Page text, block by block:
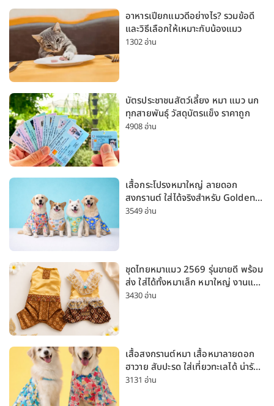
อาหารเปียกแมวดีอย่างไร? รวมข้อดี
และวิธีเลือกให้เหมาะกับน้องแมว
1302 อ่าน
บัตรประชาชนสัตว์เลี้ยง หมา แมว นก
ทุกสายพันธุ์ วัสดุบัตรแข็ง ราคาถูก
4908 อ่าน
เสื้อกระโปรงหมาใหญ่ ลายดอก
สงกรานต์ ใส่ได้จริงสำหรับ Golden
Husky Labrador [อัปเดต 2026]
3549 อ่าน
ชุดไทยหมาแมว 2569 รุ่นขายดี พร้อม
ส่ง ใส่ได้ทั้งหมาเล็ก หมาใหญ่ งานแต่ง
สงกรานต์ ลอยกระทง
3430 อ่าน
เสื้อสงกรานต์หมา เสื้อหมาลายดอก
ฮาวาย สับปะรด ใส่เที่ยวทะเลได้ น่ารัก
ใส่ได้ทั้งหมาเล็กและหมาใหญ่
3131 อ่าน